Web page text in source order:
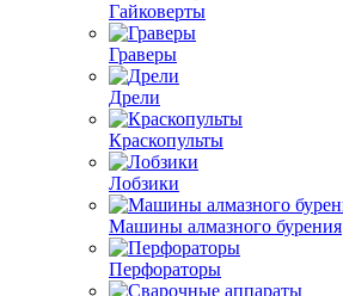
Гайковерты
Граверы
Дрели
Краскопульты
Лобзики
Машины алмазного бурения
Перфораторы